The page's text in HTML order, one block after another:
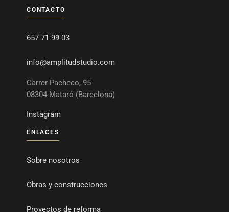
CONTACTO
657 71 99 03
info@amplitudstudio.com
Carrer Pacheco, 95
08304 Mataró (Barcelona)
Instagram
ENLACES
Sobre nosotros
Obras y construcciones
Proyectos de reforma